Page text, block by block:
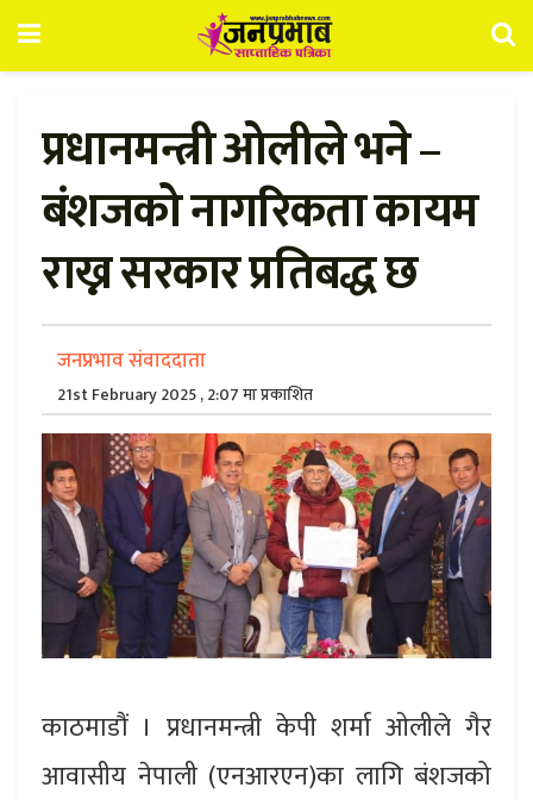
प्रधानमन्त्री ओलीले भने –
बंशजको नागरिकता कायम
राख्न सरकार प्रतिबद्ध छ
जनप्रभाव संवाददाता
21st February 2025 , 2:07 मा प्रकाशित
काठमाडौं । प्रधानमन्त्री केपी शर्मा ओलीले गैर
आवासीय नेपाली (एनआरएन)का लागि बंशजको